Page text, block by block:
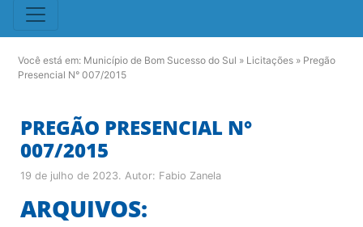
Você está em: Município de Bom Sucesso do Sul » Licitações » Pregão
Presencial N° 007/2015
PREGÃO PRESENCIAL N°
007/2015
19 de julho de 2023. Autor: Fabio Zanela
ARQUIVOS: